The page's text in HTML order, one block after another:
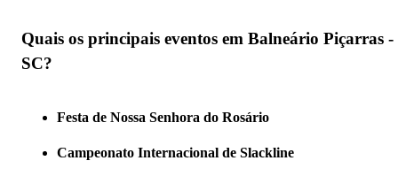
Quais os principais eventos em Balneário Piçarras -
SC?
Festa de Nossa Senhora do Rosário
Campeonato Internacional de Slackline